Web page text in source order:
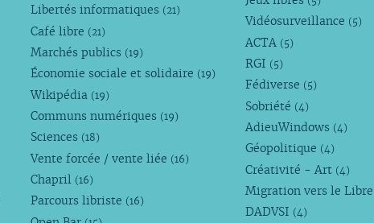
Libertés informatiques (21)
Café libre (21)
Marchés publics (19)
Économie sociale et solidaire (19)
Wikipédia (19)
Communs numériques (19)
Sciences (18)
Vente forcée / vente liée (16)
Chapril (16)
Parcours libriste (16)
Vidéosurveillance (5)
ACTA (5)
RGI (5)
Fédiverse (5)
Sobriété (4)
AdieuWindows (4)
Géopolitique (4)
Créativité - Art (4)
Migration vers le Libre
DADVSI (4)